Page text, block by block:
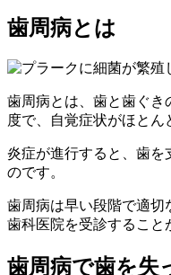
歯周病とは
歯周病とは、歯と歯ぐき
度で、自覚症状がほとん
炎症が進行すると、歯を
のです。
歯周病は早い段階で適切
歯科医院を受診すること
歯周病で歯を失